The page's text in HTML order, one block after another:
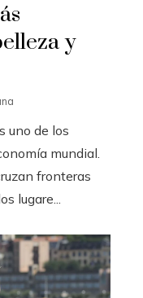
y
uno de los
mundial.
fronteras
lugare...